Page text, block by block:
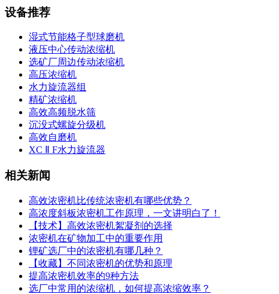
设备推荐
湿式节能格子型球磨机
液压中心传动浓缩机
选矿厂周边传动浓缩机
高压浓缩机
水力旋流器组
精矿浓缩机
高效高频脱水筛
沉没式螺旋分级机
高效自磨机
XC Ⅱ F水力旋流器
相关新闻
高效浓密机比传统浓密机有哪些优势？
高浓度斜板浓密机工作原理，一文讲明白了！
【技术】高效浓密机絮凝剂的选择
浓密机在矿物加工中的重要作用
锂矿选厂中的浓密机有哪几种？
【收藏】不同浓密机的优势和原理
提高浓密机效率的9种方法
选厂中常用的浓缩机，如何提高浓缩效率？